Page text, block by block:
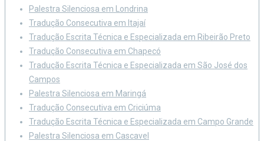
Palestra Silenciosa em Londrina
Tradução Consecutiva em Itajaí
Tradução Escrita Técnica e Especializada em Ribeirão Preto
Tradução Consecutiva em Chapecó
Tradução Escrita Técnica e Especializada em São José dos
Campos
Palestra Silenciosa em Maringá
Tradução Consecutiva em Criciúma
Tradução Escrita Técnica e Especializada em Campo Grande
Palestra Silenciosa em Cascavel